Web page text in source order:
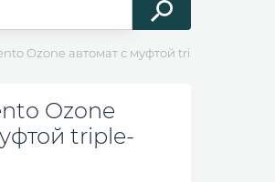
Ozone автомат с муфтой triple-lock
Ozone
triple-